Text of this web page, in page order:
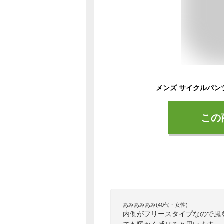
こ
あみあみあみ(40代・女性)
内側がフリースタイプなので